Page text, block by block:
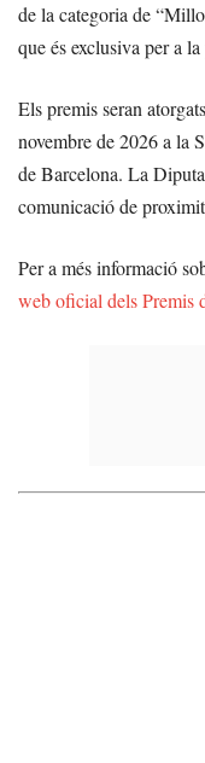
de la categoria de
que és exclusiva per a
Els premis seran
novembre de 2026 a la
de Barcelona. La
comunicació de
Per a més informació
web oficial dels Premis